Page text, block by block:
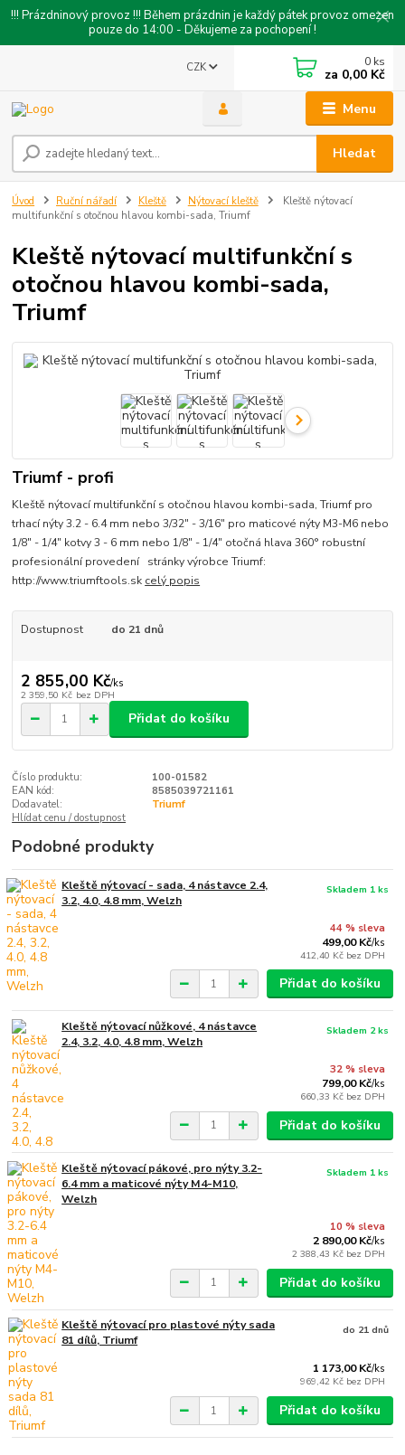
!!! Prázdninový provoz !!! Během prázdnin je každý pátek provoz omezen
pouze do 14:00 - Děkujeme za pochopení !
Menu
CZK
Hledat
0 ks
za 0,00 Kč
Úvod Ruční nářadí Kleště Nýtovací kleště
Kleště nýtovací
multifunkční s otočnou hlavou kombi-sada, Triumf
Kleště nýtovací multifunkční s
otočnou hlavou kombi-sada,
Triumf
Triumf - profi
Kleště nýtovací multifunkční s otočnou hlavou kombi-sada, Triumf pro
trhací nýty 3.2 - 6.4 mm nebo 3/32" - 3/16" pro maticové nýty M3-M6 nebo
1/8" - 1/4" kotvy 3 - 6 mm nebo 1/8" - 1/4" otočná hlava 360° robustní
profesionální provedení stránky výrobce Triumf:
http://www.triumftools.sk celý popis
Dostupnost do 21 dnů
2 855,00 Kč/ks
2 359,50 Kč bez DPH
Přidat do košíku
Číslo produktu:
100-01582
EAN kód:
8585039721161
Dodavatel:
Triumf
Hlídat cenu / dostupnost
Podobné produkty
Kleště nýtovací - sada, 4 nástavce 2.4,
3.2, 4.0, 4.8 mm, Welzh
44 % sleva
499,00 Kč/ks
412,40 Kč bez DPH
Skladem 1 ks
Přidat do košíku
Kleště nýtovací nůžkové, 4 nástavce
2.4, 3.2, 4.0, 4.8 mm, Welzh
32 % sleva
799,00 Kč/ks
660,33 Kč bez DPH
Skladem 2 ks
Přidat do košíku
Kleště nýtovací pákové, pro nýty 3.2-
6.4 mm a maticové nýty M4-M10,
Welzh
10 % sleva
2 890,00 Kč/ks
2 388,43 Kč bez DPH
Skladem 1 ks
Přidat do košíku
Kleště nýtovací pro plastové nýty sada
81 dílů, Triumf
1 173,00 Kč/ks
969,42 Kč bez DPH
do 21 dnů
Přidat do košíku